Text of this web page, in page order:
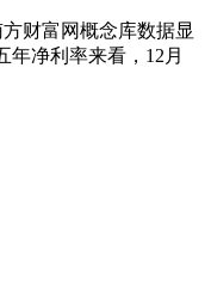
财富网概念库数据显
年净利率来看，12月